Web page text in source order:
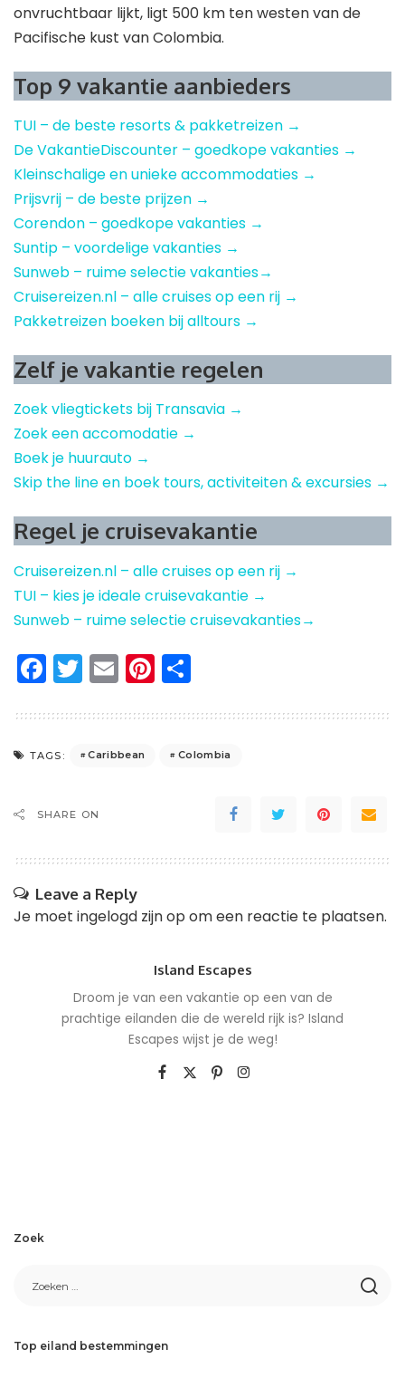
onvruchtbaar lijkt, ligt 500 km ten westen van de
Pacifische kust van Colombia.
Top 9 vakantie aanbieders
TUI – de beste resorts & pakketreizen →
De VakantieDiscounter – goedkope vakanties →
Kleinschalige en unieke accommodaties →
Prijsvrij – de beste prijzen →
Corendon – goedkope vakanties →
Suntip – voordelige vakanties →
Sunweb – ruime selectie vakanties→
Cruisereizen.nl – alle cruises op een rij →
Pakketreizen boeken bij alltours →
Zelf je vakantie regelen
Zoek vliegtickets bij Transavia →
Zoek een accomodatie →
Boek je huurauto →
Skip the line en boek tours, activiteiten & excursies →
Regel je cruisevakantie
Cruisereizen.nl – alle cruises op een rij →
TUI – kies je ideale cruisevakantie →
Sunweb – ruime selectie cruisevakanties→
Facebook
Twitter
EmailPinterest
TAGS: Caribbean Colombia
SHARE ON
Leave a Reply
Je moet ingelogd zijn op om een reactie te plaatsen.
Island Escapes
Droom je van een vakantie op een van de
prachtige eilanden die de wereld rijk is? Island
Escapes wijst je de weg!
Zoek
Top eiland bestemmingen